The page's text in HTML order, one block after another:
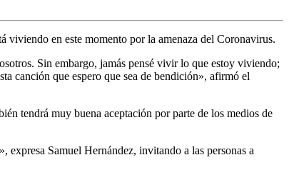
viviendo en este momento por la amenaza del Coronavirus.
Sin embargo, jamás pensé vivir lo que estoy viviendo;
canción que espero que sea de bendición», afirmó el
tendrá muy buena aceptación por parte de los medios de
Samuel Hernández, invitando a las personas a